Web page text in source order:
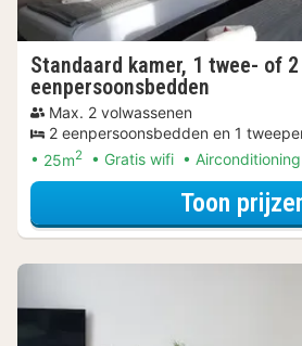
Standaard kamer, 1 twee- of 2
eenpersoonsbedden
Max. 2 volwassenen
2 eenpersoonsbedden en 1
25m2 Gratis wifi Airconditioning
Toon